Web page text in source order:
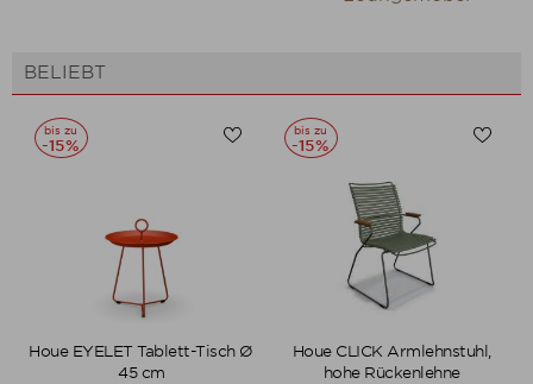
BELIEBT
bis zu
-15%
Houe EYELET Tablett-Tisch Ø
45 cm
bis zu
-15%
Houe CLICK Armlehnstuhl,
hohe Rückenlehne